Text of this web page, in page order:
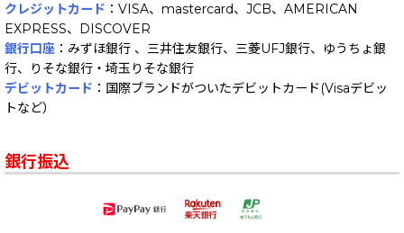
クレジットカード ：VISA、mastercard、JCB、AMERICAN
EXPRESS、DISCOVER
銀行口座 ：みずほ銀行 、三井住友銀行、三菱UFJ銀行、ゆうちょ銀
行、りそな銀行・埼玉りそな銀行
デビットカード ：国際ブランドがついたデビットカード(Visaデビッ
トなど）
銀行振込